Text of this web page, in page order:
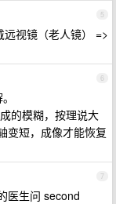
5
视镜（老人镜） =>
6
的模糊，按理说大
变短，成像才能恢复
7
医生问 second